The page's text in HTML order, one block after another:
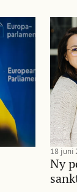
Ny
18 juni